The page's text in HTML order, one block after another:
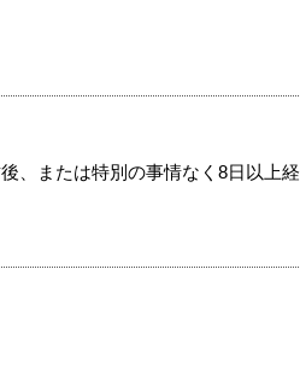
、または特別の事情なく8日以上経